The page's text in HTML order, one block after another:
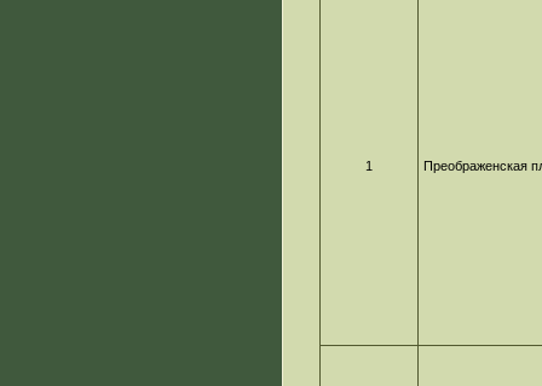
1 Преображенская